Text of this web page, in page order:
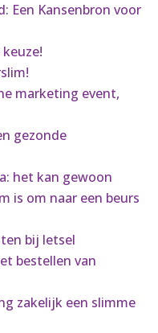
Een Kansenbron voor
marketing event,
gezonde
het kan gewoon
is om naar een beurs
bij letsel
bestellen van
zakelijk een slimme